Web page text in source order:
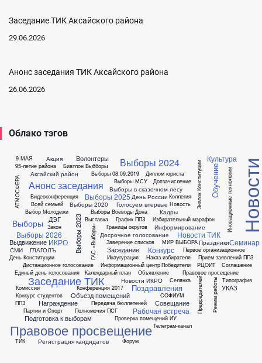
Заседание ТИК Аксайского района
29.06.2026
Анонс заседания ТИК Аксайского района
26.06.2026
Облако тэгов
9 МАЯ
95-летие района
АТМОСФЕРА
Аксайский район
Акция
Анонс заседания
Биатлон
Видеоконференция
Волонтеры
Всей семьей
Выбборы
Выбор Молодежи
Выборы
Выборы 08.09.2019
Выборы 2020
Выборы 2023
Выборы 2024
Выборы 2025
Выборы 2026
Выборы Воеводы Дона
Выборы МСУ
Выборы в сказочном лесу
Выдвижение
Выставка
ГАС «Выборы»
ГЛАГОЛЪ
Голосуем впервые
Границы округов
График ППЗ
ДЭГ
День Конституции
День России
Диплом юриста
Дистанционное голосование
Допзачисление
Досрочное голосование
Единый день голосования
Заверение списков
Закон
Заседание
Заседание ТИК
Знаток Конституции
ИКРО
Избирательный марафон
Инаугурация
Иновационные технологии
Информационный центр
Информирование
Кадры
Календарный план
Коллегия
Комиссии
Конкурс
Конкурс студентов
Конференция 2017
Культура
МИР ВЫБОРА
Награждение
Наказ избирателя
Новости ИКРО
Новости ТИК
Новость
Обучение
Объезд помещений
Объявление
ППЗ
Партии и Спорт
Первое организационное
Передача бюллетеней
Победители
Подготовка к выборам
Поздравления
Полномочия ПСГ
Правовое просвещение
Правовое просещение
Праздники
Председателей
Прием заявлений ППЗ
Проверка помещений ИУ
РЦОИТ
Рабочая встреча
Регистрация кандидатов
Режим работы
СМИ
СОФИУМ
Селянка
Семинар
Совещание
Соглашение
ТИК
Телеграм-канал
Типография
УКАЗ
Форум